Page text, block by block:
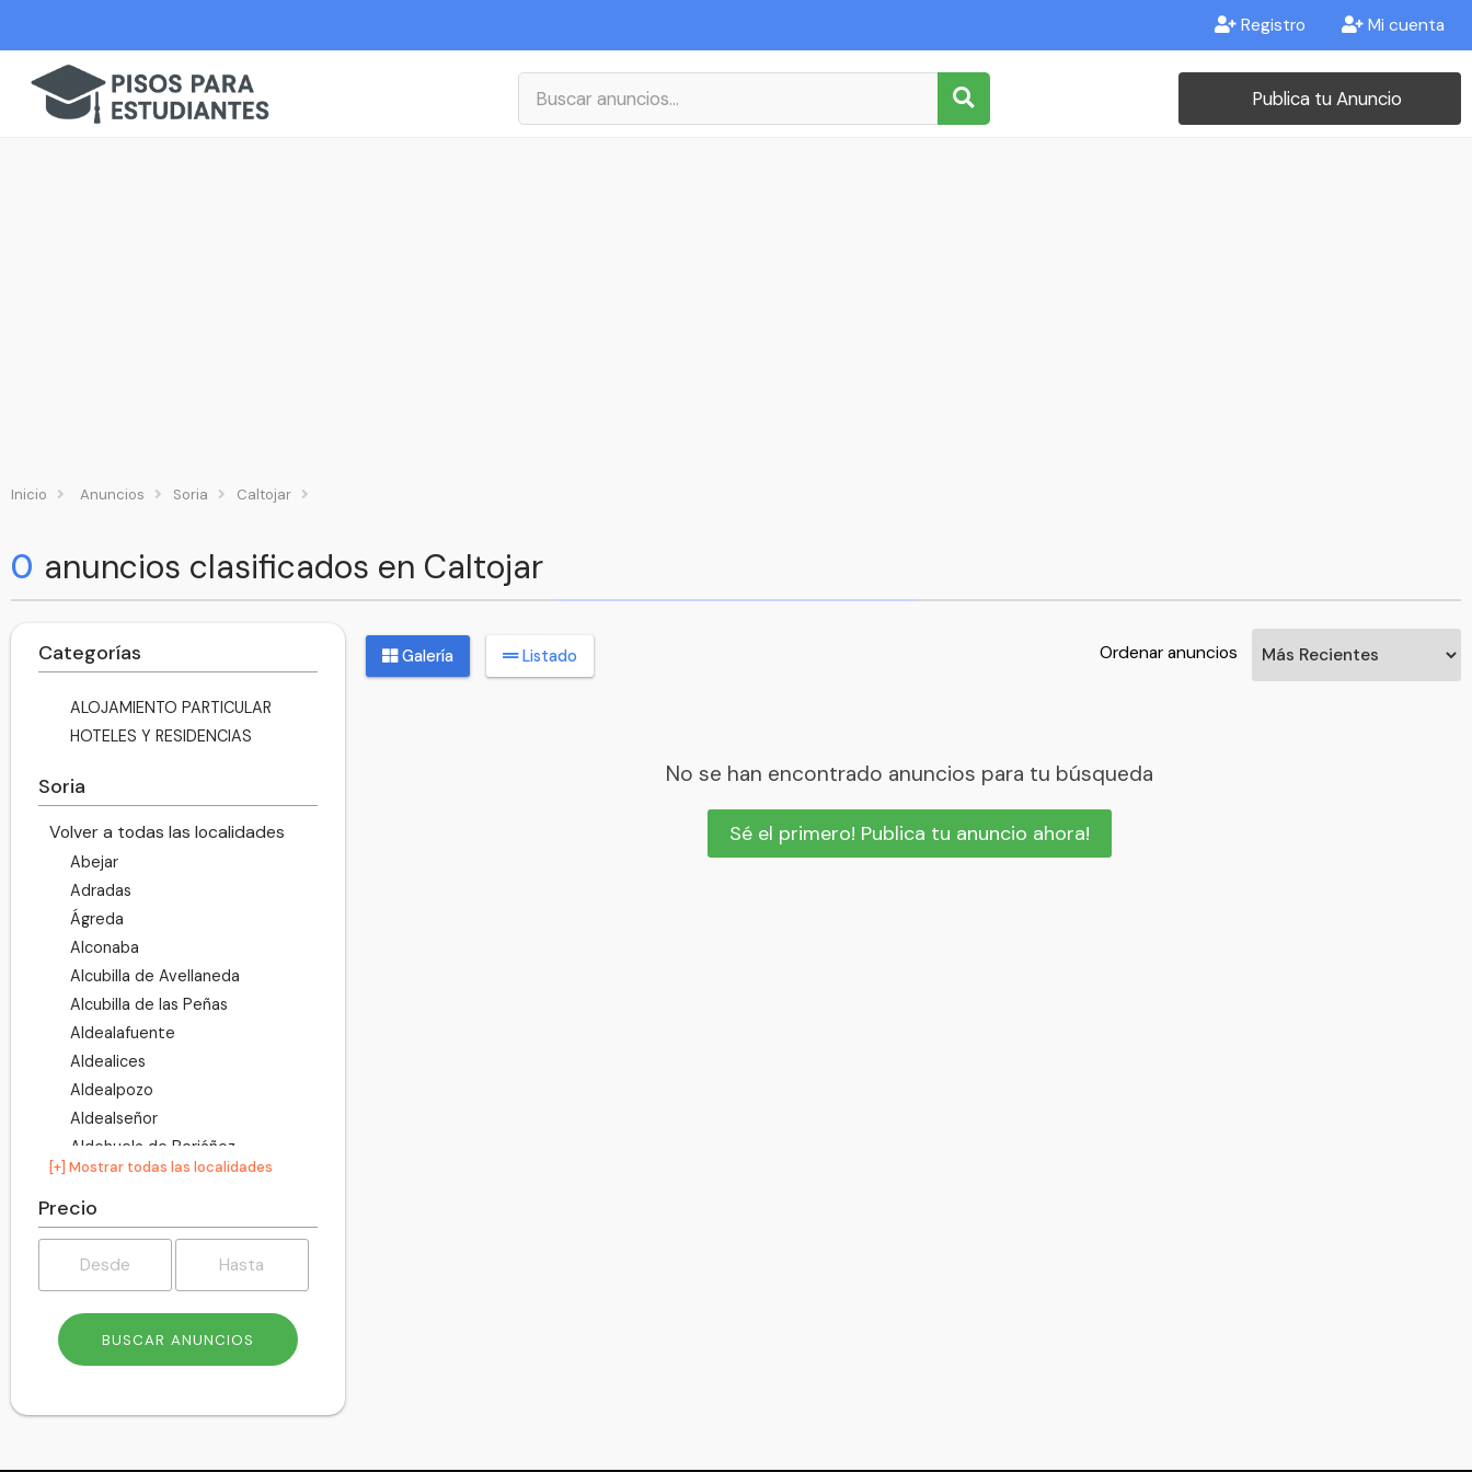
Registro Mi cuenta
Publica tu Anuncio
Inicio Anuncios Soria Caltojar
0 anuncios clasificados en Caltojar
Categorías
ALOJAMIENTO PARTICULAR
HOTELES Y RESIDENCIAS
Soria
Volver a todas las localidades
Abejar
Adradas
Ágreda
Alconaba
Alcubilla de Avellaneda
Alcubilla de las Peñas
Aldealafuente
Aldealices
Aldealpozo
Aldealseñor
Aldehuela de Periáñez
Aldehuelas
Alentisque
Aliud
Almajano
Almaluez
Almarza
Almazán
[+] Mostrar todas las localidades
Precio
Galería Listado Ordenar anuncios
No se han encontrado anuncios para tu búsqueda
Sé el primero! Publica tu anuncio ahora!